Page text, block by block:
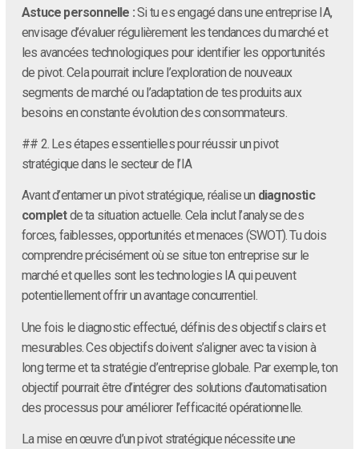
Astuce personnelle :Si tu es engagé dans une entreprise IA,
envisage d’évaluer régulièrement les tendances du marché et
les avancées technologiques pour identifier les opportunités
de pivot. Cela pourrait inclure l’exploration de nouveaux
segments de marché ou l’adaptation de tes produits aux
besoins en constante évolution des consommateurs.
## 2. Les étapes essentielles pour réussir un pivot
stratégique dans le secteur de l’IA
Avant d’entamer un pivot stratégique, réalise un diagnostic
completde ta situation actuelle. Cela inclut l’analyse des
forces, faiblesses, opportunités et menaces (SWOT). Tu dois
comprendre précisément où se situe ton entreprise sur le
marché et quelles sont les technologies IA qui peuvent
potentiellement offrir un avantage concurrentiel.
Une fois le diagnostic effectué, définis des objectifs clairs et
mesurables. Ces objectifs doivent s’aligner avec ta vision à
long terme et ta stratégie d’entreprise globale. Par exemple, ton
objectif pourrait être d’intégrer des solutions d’automatisation
des processus pour améliorer l’efficacité opérationnelle.
La mise en œuvre d’un pivot stratégique nécessite une